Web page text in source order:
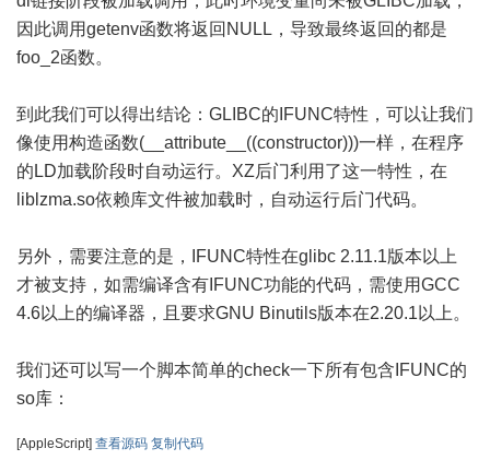
因此调用getenv函数将返回NULL，导致最终返回的都是
foo_2函数。
到此我们可以得出结论：GLIBC的IFUNC特性，可以让我们
像使用构造函数(__attribute__((constructor)))一样，在程序
的LD加载阶段时自动运行。XZ后门利用了这一特性，在
liblzma.so依赖库文件被加载时，自动运行后门代码。
另外，需要注意的是，IFUNC特性在glibc 2.11.1版本以上
才被支持，如需编译含有IFUNC功能的代码，需使用GCC
4.6以上的编译器，且要求GNU Binutils版本在2.20.1以上。
我们还可以写一个脚本简单的check一下所有包含IFUNC的
so库：
[AppleScript] 查看源码 复制代码